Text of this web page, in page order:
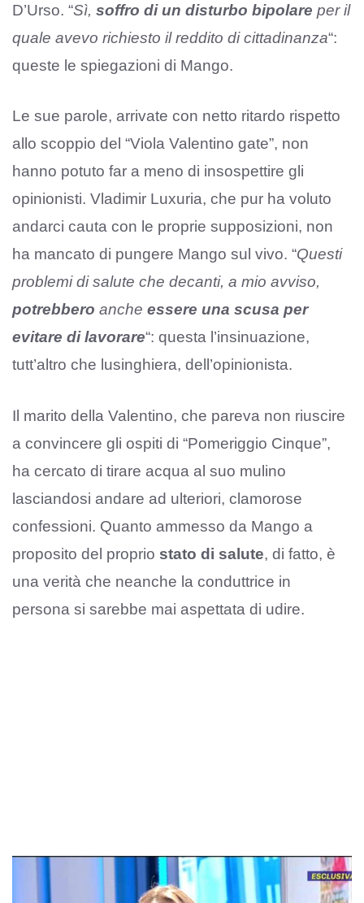
D’Urso. “Sì, soffro di un disturbo bipolare per il
quale avevo richiesto il reddito di cittadinanza“:
queste le spiegazioni di Mango.
Le sue parole, arrivate con netto ritardo rispetto
allo scoppio del “Viola Valentino gate”, non
hanno potuto far a meno di insospettire gli
opinionisti. Vladimir Luxuria, che pur ha voluto
andarci cauta con le proprie supposizioni, non
ha mancato di pungere Mango sul vivo. “Questi
problemi di salute che decanti, a mio avviso,
potrebbero anche essere una scusa per
evitare di lavorare“: questa l’insinuazione,
tutt’altro che lusinghiera, dell’opinionista.
Il marito della Valentino, che pareva non riuscire
a convincere gli ospiti di “Pomeriggio Cinque”,
ha cercato di tirare acqua al suo mulino
lasciandosi andare ad ulteriori, clamorose
confessioni. Quanto ammesso da Mango a
proposito del proprio stato di salute, di fatto, è
una verità che neanche la conduttrice in
persona si sarebbe mai aspettata di udire.